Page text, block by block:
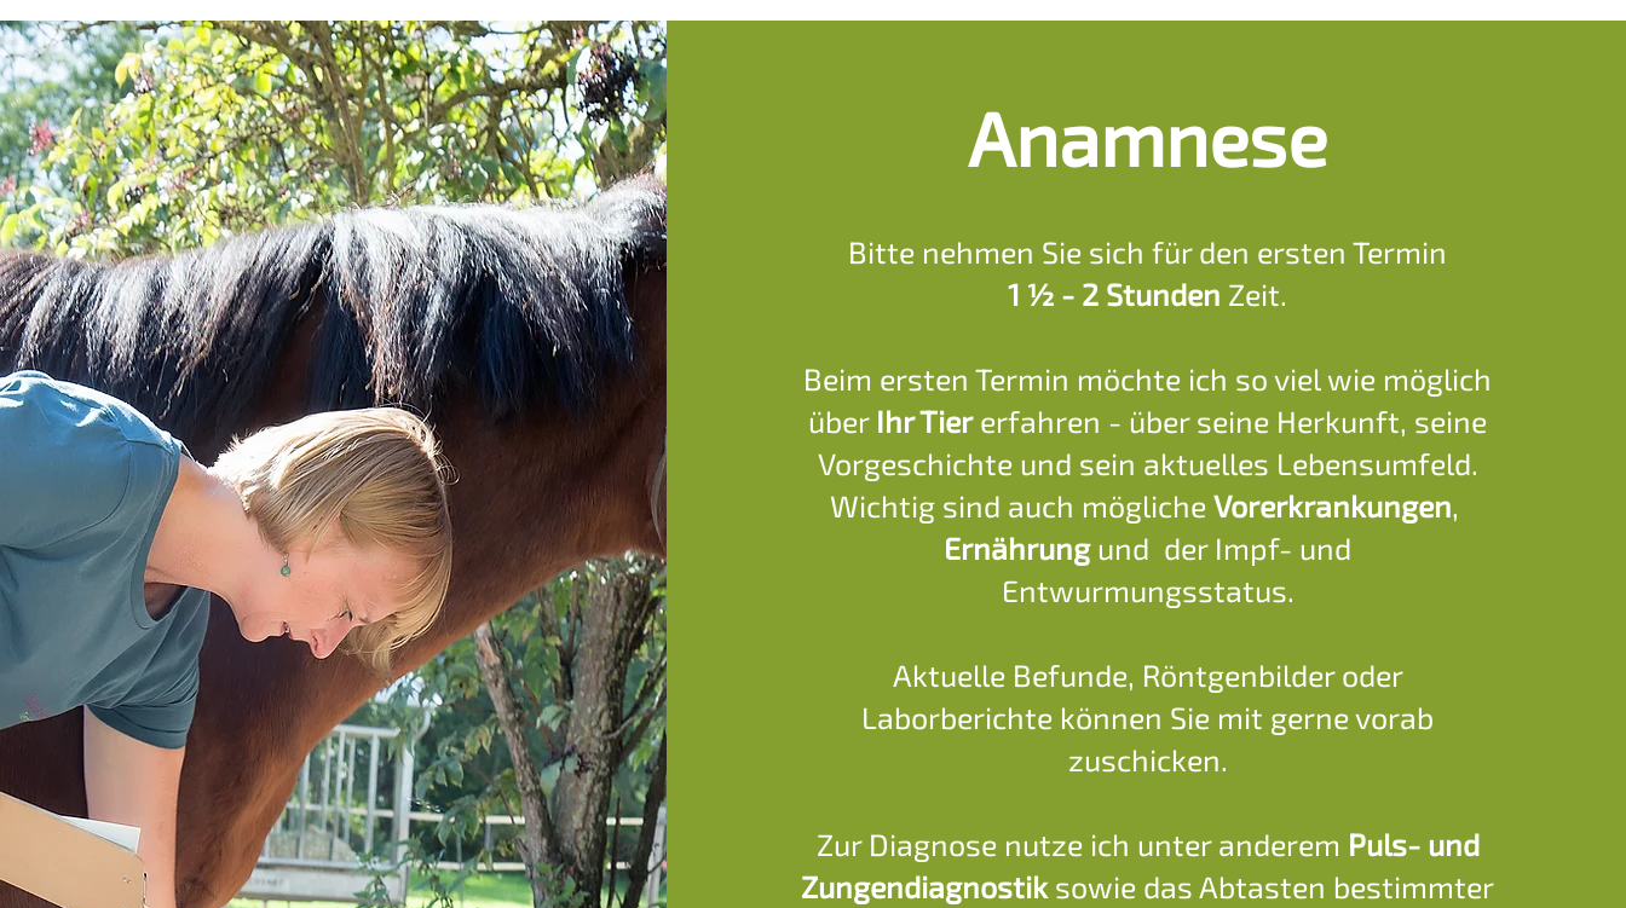
Anamnese
Bitte nehmen Sie sich für den ersten Termin
1 ½ - 2 Stunden Zeit.
Beim ersten Termin möchte ich so viel wie möglich
über Ihr Tiererfahren - über seine Herkunft, seine
Vorgeschichte und sein aktuelles Lebensumfeld.
Wichtig sind auch mögliche Vorerkrankungen,
Ernährung und der Impf- und
Entwurmungsstatus.
Aktuelle Befunde, Röntgenbilder oder
Laborberichte können Sie mit gerne vorab
zuschicken.
Zur Diagnose nutze ich unter anderem Puls- und
Zungendiagnostik sowie das Abtasten bestimmter